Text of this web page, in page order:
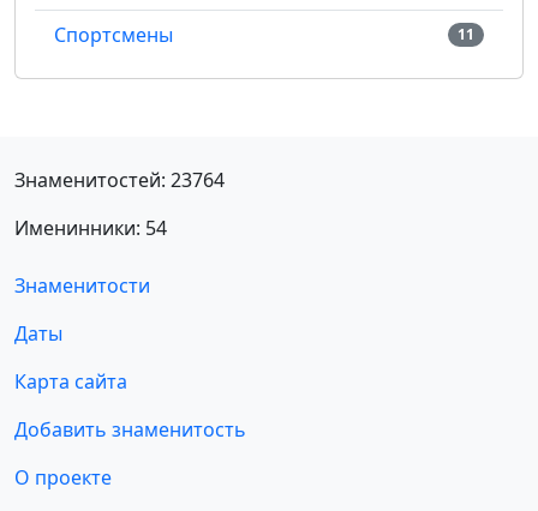
Спортсмены 11
Знаменитостей: 23764
Именинники: 54
Знаменитости
Даты
Карта сайта
Добавить знаменитость
О проекте